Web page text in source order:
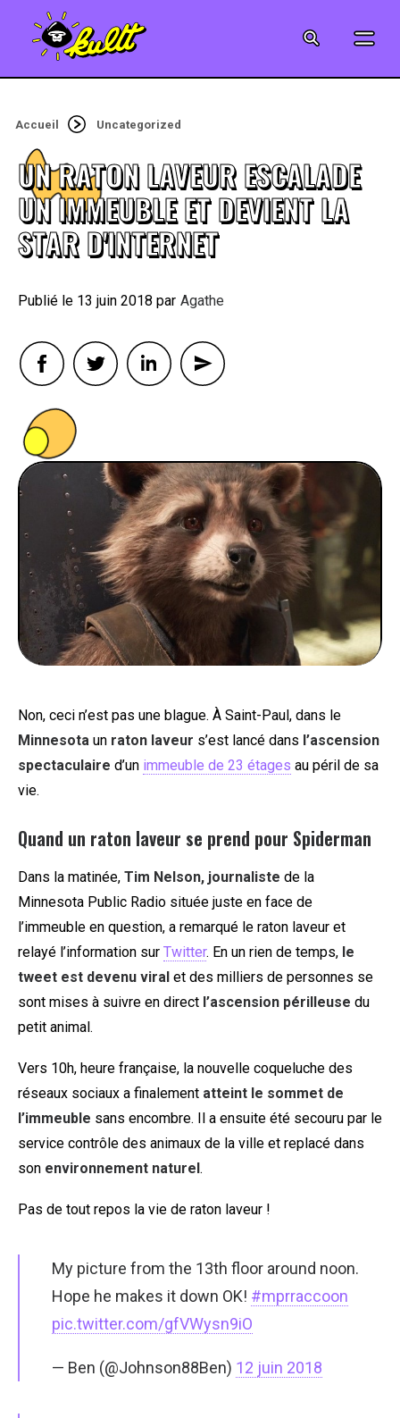
MUSIQUE
CRÉATION
ART
JEUX-VIDÉO
VINTAGE
FOOD
BONS PLANS
SOUTENEZ KULTT
Accueil Uncategorized
UN RATON LAVEUR ESCALADE
UN IMMEUBLE ET DEVIENT LA
STAR D'INTERNET
13 juin 2018 By Agathe
Non, ceci n’est pas une blague. À Saint-Paul, dans le
Minnesota un raton laveur s’est lancé dans l’ascension
spectaculaire d’un immeuble de 23 étages au péril de sa
vie.
Quand un raton laveur se prend pour Spiderman
Dans la matinée, Tim Nelson, journaliste de la
Minnesota Public Radio située juste en face de
l’immeuble en question, a remarqué le raton laveur et
relayé l’information sur Twitter. En un rien de temps, le
tweet est devenu viral et des milliers de personnes se
sont mises à suivre en direct l’ascension périlleuse du
petit animal.
Vers 10h, heure française, la nouvelle coqueluche des
réseaux sociaux a finalement atteint le sommet de
l’immeuble sans encombre. Il a ensuite été secouru par le
service contrôle des animaux de la ville et replacé dans
son environnement naturel.
Pas de tout repos la vie de raton laveur !
My picture from the 13th floor around noon.
Hope he makes it down OK! #mprraccoon
pic.twitter.com/gfVWysn9iO
— Ben (@Johnson88Ben) 12 juin 2018